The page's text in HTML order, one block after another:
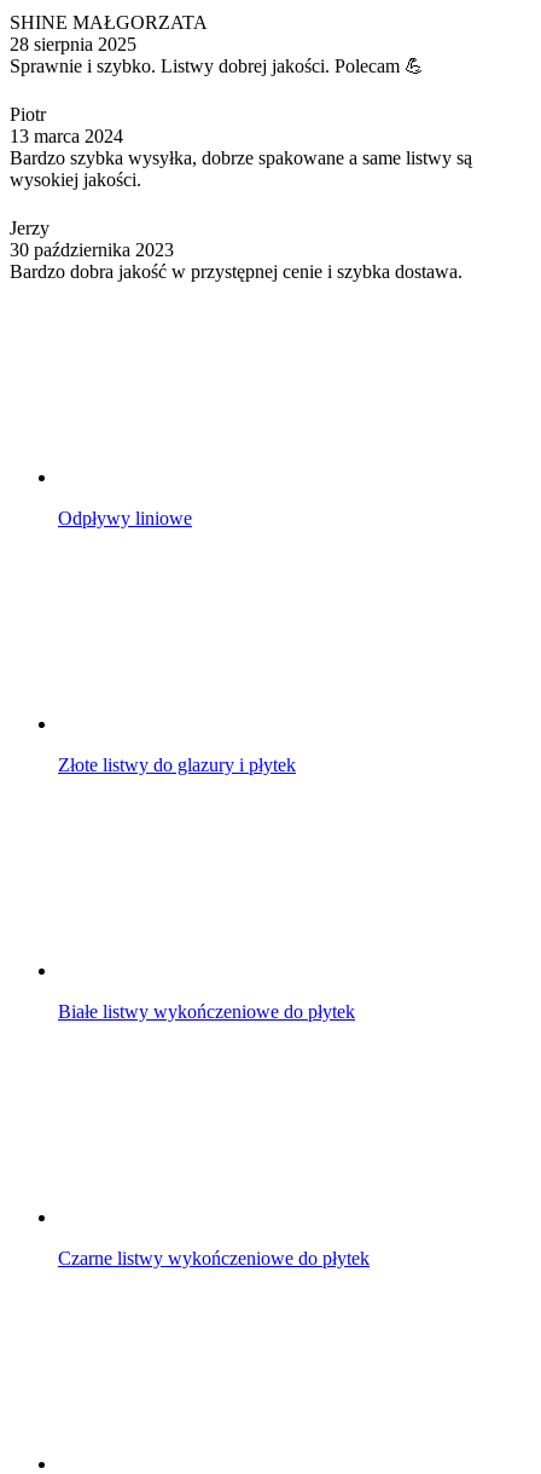
SHINE MAŁGORZATA
28 sierpnia 2025
Sprawnie i szybko. Listwy dobrej jakości. Polecam 💪
Piotr
13 marca 2024
Bardzo szybka wysyłka, dobrze spakowane a same listwy są
wysokiej jakości.
Jerzy
30 października 2023
Bardzo dobra jakość w przystępnej cenie i szybka dostawa.
Odpływy liniowe
Złote listwy do glazury i płytek
Białe listwy wykończeniowe do płytek
Czarne listwy wykończeniowe do płytek